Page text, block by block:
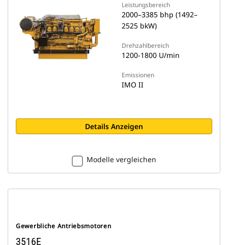
Leistungsbereich
2000–3385 bhp (1492–
2525 bkW)
Drehzahlbereich
1200-1800 U/min
Emissionen
IMO II
Details Anzeigen
Modelle vergleichen
Gewerbliche Antriebsmotoren
3516E